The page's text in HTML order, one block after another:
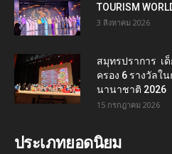
TOURISM
3 สิงหาคม 2026
สมุทรปราการ เด็
ครอง 6 รางวัล
นานาชาติ 2026
15 กรกฎาคม 2026
ประเภทยอดนิยม